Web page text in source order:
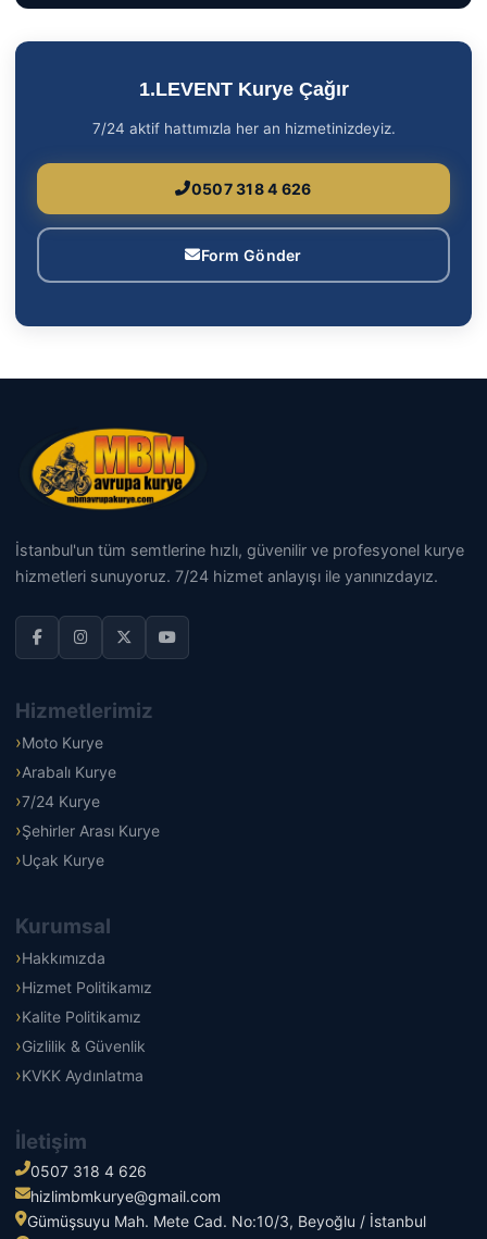
1.LEVENT Kurye Çağır
7/24 aktif hattımızla her an hizmetinizdeyiz.
0507 318 4 626
Form Gönder
İstanbul'un tüm semtlerine hızlı, güvenilir ve profesyonel kurye
hizmetleri sunuyoruz. 7/24 hizmet anlayışı ile yanınızdayız.
Hizmetlerimiz
Moto Kurye
Arabalı Kurye
7/24 Kurye
Şehirler Arası Kurye
Uçak Kurye
Kurumsal
Hakkımızda
Hizmet Politikamız
Kalite Politikamız
Gizlilik & Güvenlik
KVKK Aydınlatma
İletişim
0507 318 4 626
hizlimbmkurye@gmail.com
Gümüşsuyu Mah. Mete Cad. No:10/3, Beyoğlu / İstanbul